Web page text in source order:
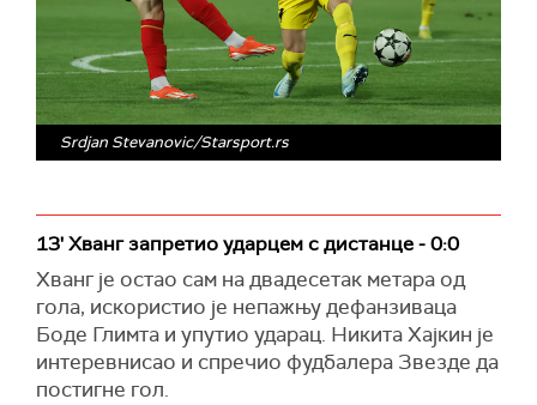
Srdjan Stevanovic/Starsport.rs
13' Хванг запретио ударцем с дистанце - 0:0
Хванг је остао сам на двадесетак метара од
гола, искористио је непажњу дефанзиваца
Боде Глимта и упутио ударац. Никита Хајкин је
интеревнисао и спречио фудбалера Звезде да
постигне гол.